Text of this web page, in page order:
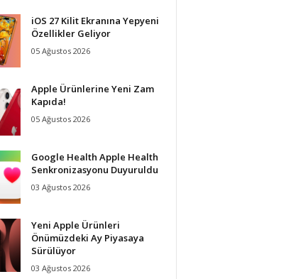
iOS 27 Kilit Ekranına Yepyeni
Özellikler Geliyor
05 Ağustos 2026
Apple Ürünlerine Yeni Zam
Kapıda!
05 Ağustos 2026
Google Health Apple Health
Senkronizasyonu Duyuruldu
03 Ağustos 2026
Yeni Apple Ürünleri
Önümüzdeki Ay Piyasaya
Sürülüyor
03 Ağustos 2026